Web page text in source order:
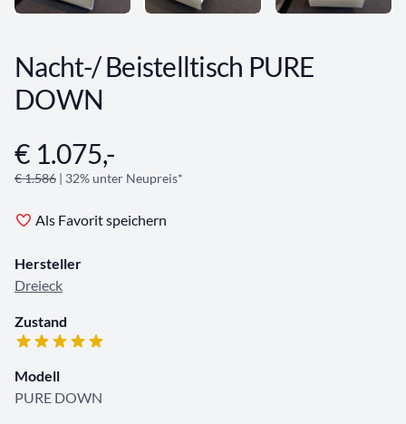
Nacht-/ Beistelltisch PURE
DOWN
Angebotsinformationen
€ 1.075,-
€ 1.586 | 32% unter Neupreis*
Als Favorit speichern
Hersteller
Dreieck
Zustand
Modell
PURE DOWN